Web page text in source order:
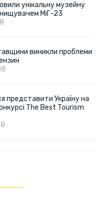
унікальну музейну
МіГ-23
виникли проблеми
представити Україну на
The Best Tourism